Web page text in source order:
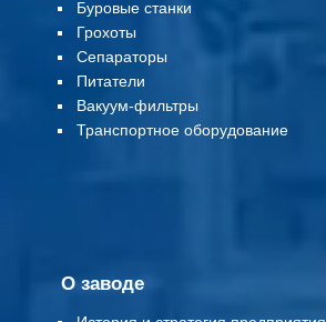
Буровые станки
Грохоты
Сепараторы
Питатели
Вакуум-фильтры
Транспортное оборудование
О заводе